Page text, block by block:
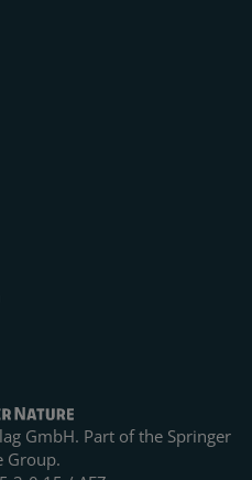
GmbH. Part of the Springer
Group.